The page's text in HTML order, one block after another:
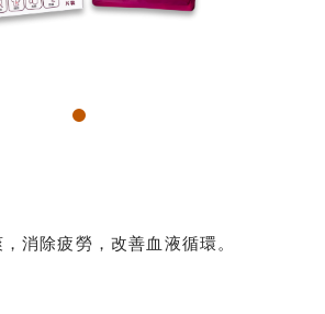
消除疲勞，改善血液循環。